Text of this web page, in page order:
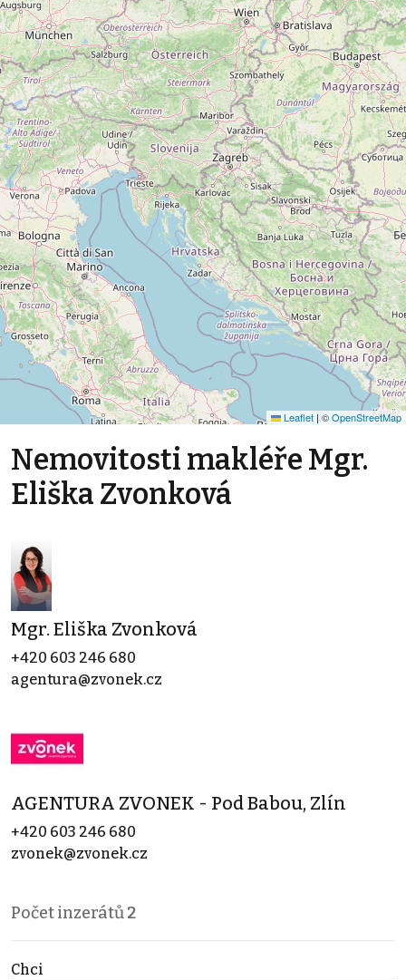
Leaflet | ©OpenStreetMap
Nemovitosti makléře Mgr.
Eliška Zvonková
Mgr. Eliška Zvonková
+420 603 246 680
agentura@zvonek.cz
AGENTURA ZVONEK - Pod Babou, Zlín
+420 603 246 680
zvonek@zvonek.cz
Počet inzerátů2
Chci